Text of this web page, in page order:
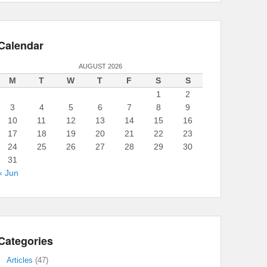
AUGUST 2026
M T W T F S
S
1
2
3
4 5 6 7 8
9
10
11 12 13 14 15
16
17
18 19 20 21 22
23
24
25 26 27 28 29
30
31
Jun
Articles (47)